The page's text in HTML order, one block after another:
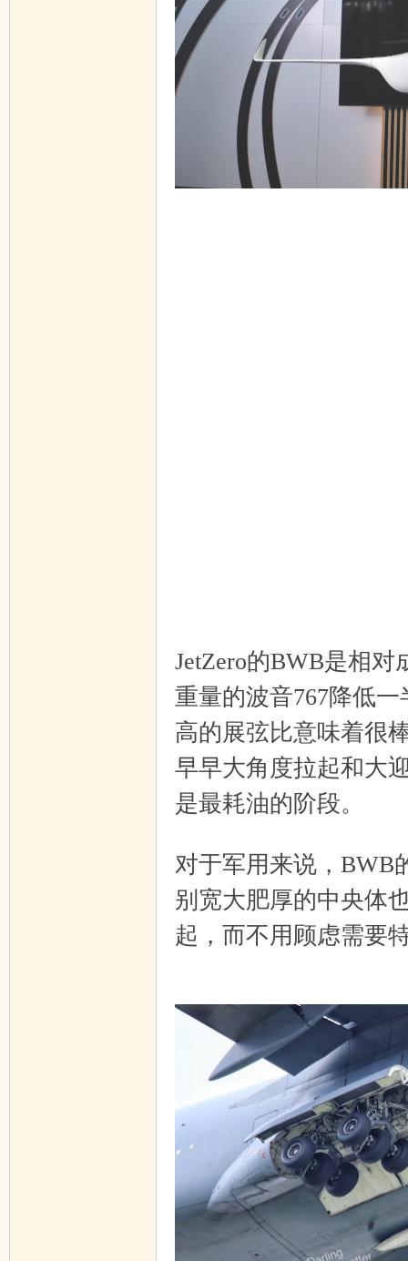
JetZero的BWB是相
重量的波音767降低
高的展弦比意味着很
早早大角度拉起和大
是最耗油的阶段。
对于军用来说，BWB
别宽大肥厚的中央体
起，而不用顾虑需要